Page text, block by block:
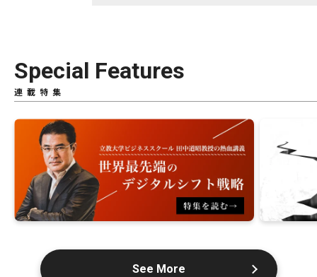
Special Features
連載特集
See More